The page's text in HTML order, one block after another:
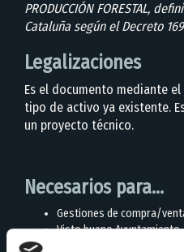
PRODUCCIÓN FORESTAL,
Cataluña según el Decreto
Legalizaciones
Es el documento mediante
tipo de activo ya existente.
un proyecto técnico.
Necesarios para...
Gestiones de compra/
Visto bueno Ayuntamiento